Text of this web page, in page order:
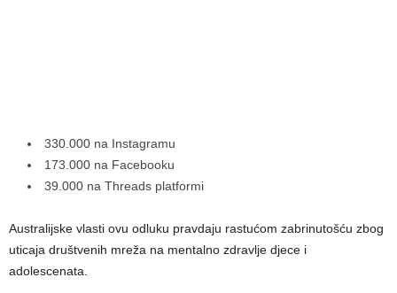
330.000 na Instagramu
173.000 na Facebooku
39.000 na Threads platformi
Australijske vlasti ovu odluku pravdaju rastućom zabrinutošću zbog
uticaja društvenih mreža na mentalno zdravlje djece i
adolescenata.